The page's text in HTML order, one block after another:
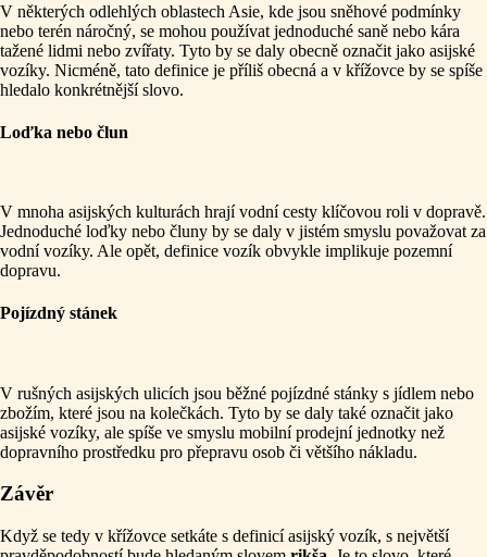
V některých odlehlých oblastech Asie, kde jsou sněhové podmínky
nebo terén náročný, se mohou používat jednoduché saně nebo kára
tažené lidmi nebo zvířaty. Tyto by se daly obecně označit jako asijské
vozíky. Nicméně, tato definice je příliš obecná a v křížovce by se spíše
hledalo konkrétnější slovo.
Loďka nebo člun
V mnoha asijských kulturách hrají vodní cesty klíčovou roli v dopravě.
Jednoduché loďky nebo čluny by se daly v jistém smyslu považovat za
vodní vozíky. Ale opět, definice vozík obvykle implikuje pozemní
dopravu.
Pojízdný stánek
V rušných asijských ulicích jsou běžné pojízdné stánky s jídlem nebo
zbožím, které jsou na kolečkách. Tyto by se daly také označit jako
asijské vozíky, ale spíše ve smyslu mobilní prodejní jednotky než
dopravního prostředku pro přepravu osob či většího nákladu.
Závěr
Když se tedy v křížovce setkáte s definicí asijský vozík, s největší